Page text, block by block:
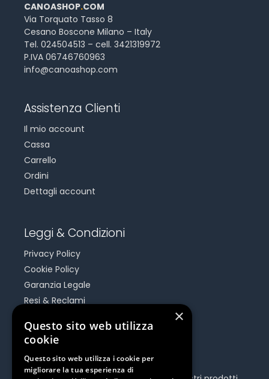
CANOASHOP.COM
Via Torquato Tasso 8
Cesano Boscone Milano – Italy
Tel. 024504513 – cell. 3421319972
P.IVA 06746760963
info@canoashop.com
Assistenza Clienti
Il mio account
Cassa
Carrello
Ordini
Dettagli account
Leggi & Condizioni
Privacy Policy
Cookie Policy
Garanzia Legale
Resi & Reclami
Be Social
×
Questo sito web utilizza
cookie
Questo sito web utilizza i cookie per
migliorare la tua esperienza di